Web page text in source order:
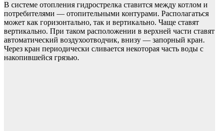
В системе отопления гидрострелка ставится между котлом и
потребителями — отопительными контурами. Располагаться
может как горизонтально, так и вертикально. Чаще ставят
вертикально. При таком расположении в верхней части ставят
автоматический воздухоотводчик, внизу — запорный кран.
Через кран периодически сливается некоторая часть воды с
накопившейся грязью.